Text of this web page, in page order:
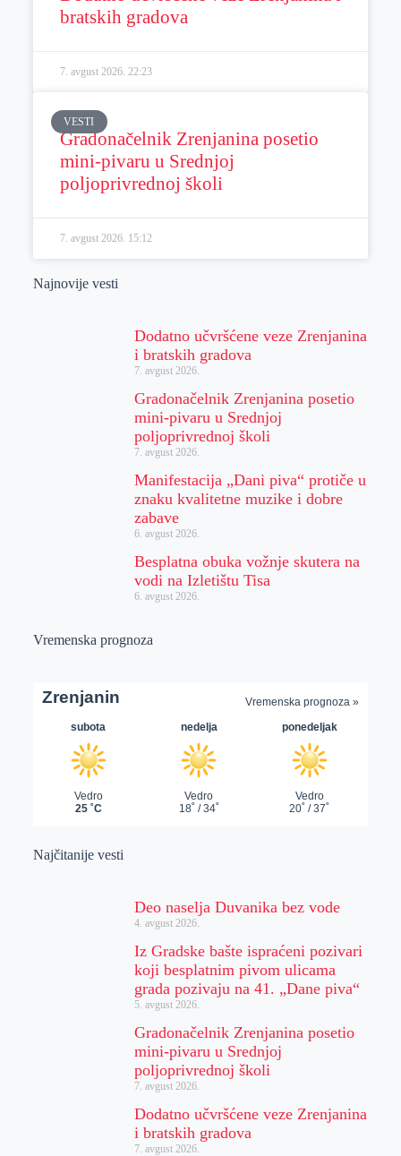
bratskih gradova
7. avgust 2026. 22:23
VESTI
Gradonačelnik Zrenjanina posetio
mini-pivaru u Srednjoj
poljoprivrednoj školi
7. avgust 2026. 15:12
Najnovije vesti
Dodatno učvršćene veze Zrenjanina
i bratskih gradova
7. avgust 2026.
Gradonačelnik Zrenjanina posetio
mini-pivaru u Srednjoj
poljoprivrednoj školi
7. avgust 2026.
Manifestacija „Dani piva“ protiče u
znaku kvalitetne muzike i dobre
zabave
6. avgust 2026.
Besplatna obuka vožnje skutera na
vodi na Izletištu Tisa
6. avgust 2026.
Vremenska prognoza
Najčitanije vesti
Deo naselja Duvanika bez vode
4. avgust 2026.
Iz Gradske bašte ispraćeni pozivari
koji besplatnim pivom ulicama
grada pozivaju na 41. „Dane piva“
5. avgust 2026.
Gradonačelnik Zrenjanina posetio
mini-pivaru u Srednjoj
poljoprivrednoj školi
7. avgust 2026.
Dodatno učvršćene veze Zrenjanina
i bratskih gradova
7. avgust 2026.